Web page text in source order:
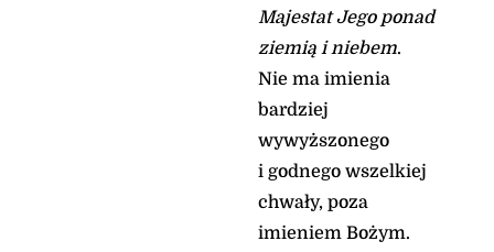
Majestat Jego ponad
ziemią i niebem.
Nie ma imienia
bardziej
wywyższonego
i godnego wszelkiej
chwały, poza
imieniem Bożym.